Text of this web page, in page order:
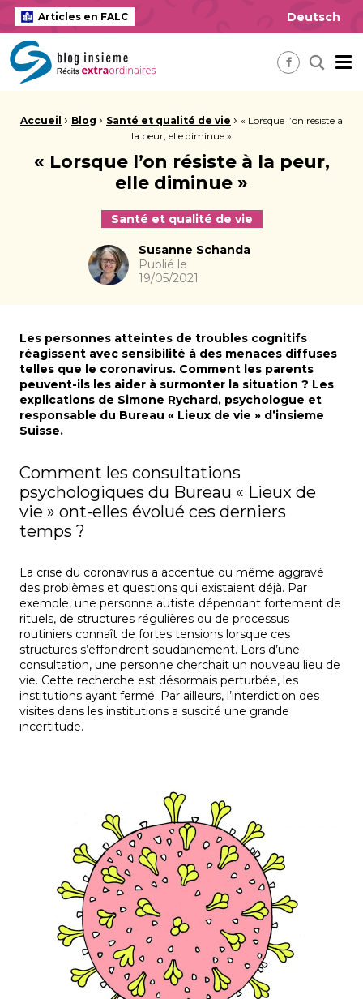
Articles en FALC Deutsch
insieme Blog Alles ausser gewöhnlich
Facebook
Fil d'Ariane :
Accueil › Blog › Santé et qualité de vie › « Lorsque l’on résiste à
la peur, elle diminue »
« Lorsque l’on résiste à la peur,
elle diminue »
Santé et qualité de vie
Auteur
Susanne Schanda
Publié le
19/05/2021
Les personnes atteintes de troubles cognitifs
réagissent avec sensibilité à des menaces diffuses
telles que le coronavirus. Comment les parents
peuvent-ils les aider à surmonter la situation ? Les
explications de Simone Rychard, psychologue et
responsable du Bureau « Lieux de vie » d’insieme
Suisse.
Comment les consultations
psychologiques du Bureau « Lieux de
vie » ont-elles évolué ces derniers
temps ?
La crise du coronavirus a accentué ou même aggravé
des problèmes et questions qui existaient déjà. Par
exemple, une personne autiste dépendant fortement de
rituels, de structures régulières ou de processus
routiniers connaît de fortes tensions lorsque ces
structures s’effondrent soudainement. Lors d’une
consultation, une personne cherchait un nouveau lieu de
vie. Cette recherche est désormais perturbée, les
institutions ayant fermé. Par ailleurs, l’interdiction des
visites dans les institutions a suscité une grande
incertitude.